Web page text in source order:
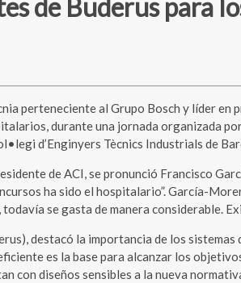
de Buderus para
perteneciente al Grupo Bosch y líder
durante una jornada organizada
d’Enginyers Tècnics Industrials de
de ACI, se pronunció Francisco
ha sido el hospitalario”. García-
se gasta de manera considerable.
destacó la importancia de los
es la base para alcanzar los
con diseños sensibles a la nueva